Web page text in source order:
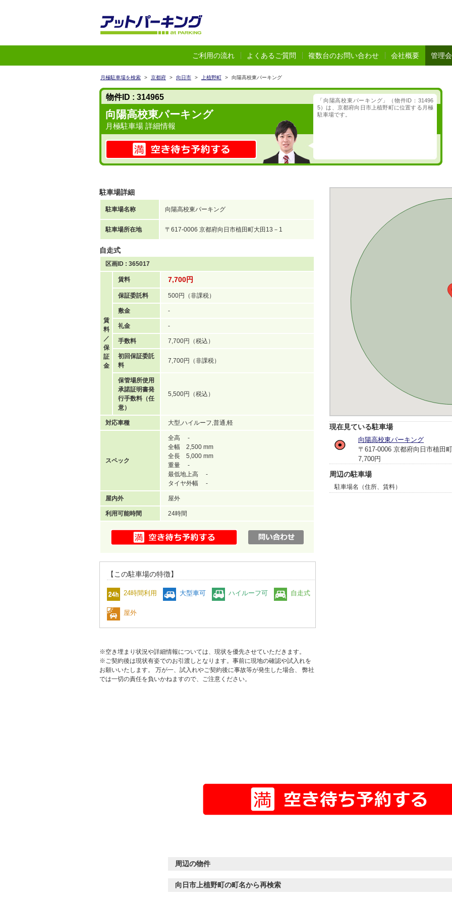
ご利用の流れ よくあるご質問 複数台のお問い合わせ 会社概要 管理
月極駐車場を検索 > 京都府 > 向日市 > 上植野町 > 向陽高校東パーキング
物件ID : 314965
向陽高校東パーキング
月極駐車場 詳細情報
「向陽高校東パーキング」（物件ID：31496
5）は、京都府向日市上植野町に位置する月極
駐車場です。
駐車場詳細
駐車場名称 向陽高校東パーキング
駐車場所在地 〒617-0006 京都府向日市植田町大田13－1
自走式
区画ID : 365017
賃
料
／
保
証
金
賃料 7,700円
保証委託料 500円（非課税）
敷金 -
礼金 -
手数料 7,700円（税込）
初回保証委託
料
7,700円（非課税）
保管場所使用
承諾証明書発
行手数料（任
意）
5,500円（税込）
対応車種 大型,ハイルーフ,普通,軽
スペック
全高 -
全幅 2,500 mm
全長 5,000 mm
重量 -
最低地上高 -
タイヤ外幅 -
屋内外 屋外
利用可能時間 24時間
【この駐車場の特徴】
24時間利用 大型車可 ハイルーフ可 自走式
屋外
※空き埋まり状況や詳細情報については、現状を優先させていただきます。
※ご契約後は現状有姿でのお引渡しとなります。事前に現地の確認や試入れを
お願いいたします。 万が一、試入れやご契約後に事故等が発生した場合、 弊社
では一切の責任を負いかねますので、ご注意ください。
現在見ている駐車場
向陽高校東パーキング
〒617-0006 京都府向日市植田
7,700円
周辺の駐車場
駐車場名（住所、賃料）
周辺の物件
向日市上植野町の町名から再検索